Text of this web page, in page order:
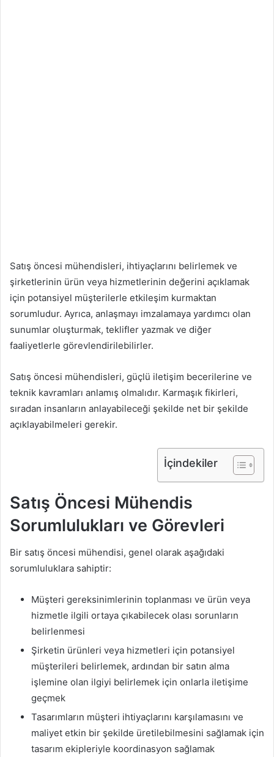
Satış öncesi mühendisleri, ihtiyaçlarını belirlemek ve
şirketlerinin ürün veya hizmetlerinin değerini açıklamak
için potansiyel müşterilerle etkileşim kurmaktan
sorumludur. Ayrıca, anlaşmayı imzalamaya yardımcı olan
sunumlar oluşturmak, teklifler yazmak ve diğer
faaliyetlerle görevlendirilebilirler.
Satış öncesi mühendisleri, güçlü iletişim becerilerine ve
teknik kavramları anlamış olmalıdır. Karmaşık fikirleri,
sıradan insanların anlayabileceği şekilde net bir şekilde
açıklayabilmeleri gerekir.
İçindekiler
Satış Öncesi Mühendis
Sorumlulukları ve Görevleri
Bir satış öncesi mühendisi, genel olarak aşağıdaki
sorumluluklara sahiptir:
Müşteri gereksinimlerinin toplanması ve ürün veya
hizmetle ilgili ortaya çıkabilecek olası sorunların
belirlenmesi
Şirketin ürünleri veya hizmetleri için potansiyel
müşterileri belirlemek, ardından bir satın alma
işlemine olan ilgiyi belirlemek için onlarla iletişime
geçmek
Tasarımların müşteri ihtiyaçlarını karşılamasını ve
maliyet etkin bir şekilde üretilebilmesini sağlamak için
tasarım ekipleriyle koordinasyon sağlamak